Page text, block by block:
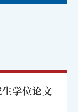
学位论文